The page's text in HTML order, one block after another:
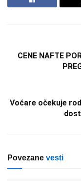
CENE NAFTE
Voćare očekuje
Povezane vesti